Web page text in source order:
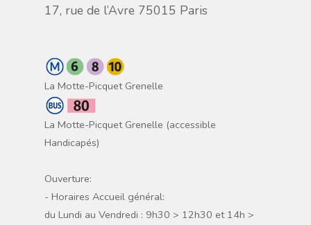
17, rue de l’Avre 75015 Paris
La Motte-Picquet Grenelle
La Motte-Picquet Grenelle (accessible
Handicapés)
Ouverture:
- Horaires Accueil général:
du Lundi au Vendredi : 9h30 > 12h30 et 14h >